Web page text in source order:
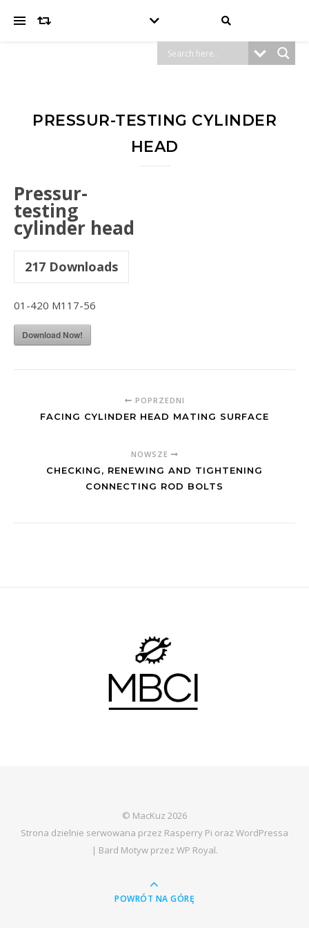
PRESSUR-TESTING CYLINDER
HEAD
Pressur-
testing
cylinder head
217 Downloads
01-420 M117-56
Download Now!
POPRZEDNI
FACING CYLINDER HEAD MATING SURFACE
NOWSZE
CHECKING, RENEWING AND TIGHTENING
CONNECTING ROD BOLTS
© MacKuz 2026
Strona dzielnie serwowana przez Rasperry Pi oraz WordPressa
| Bard Motyw przez WP Royal.
POWRÓT NA GÓRĘ